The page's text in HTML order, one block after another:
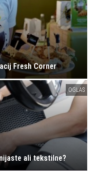
Fresh Corner
OGLAS
ali tekstilne?